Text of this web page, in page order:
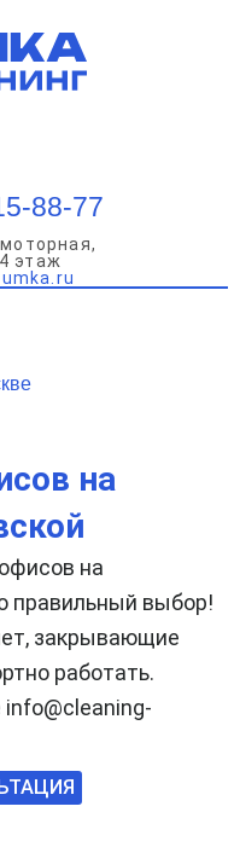
88-77
этаж
на
на
правильный выбор!
закрывающие
работать.